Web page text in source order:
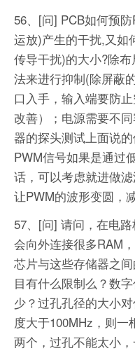
56、[问] PCB如何预
运放)产生的干扰,又如
传导干扰)的大小?除
法来进行抑制(除屏蔽的
口入手，输入端要防
改善）；电源需要不
器的探头测试上面说
PWM信号如果是通过
话，可以考虑就进做
让PWM的波形变圆，
57、[问] 请问，在电
会向外连接很多RAM
芯片与这些存储器之
目有什么限制么？数
少？过孔孔径的大小
度大于100MHz，则
两个，过孔不能太小，